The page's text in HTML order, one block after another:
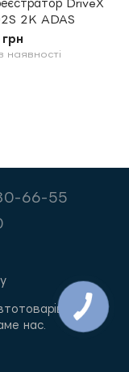
DriveX
2K ADAS
наявності
66-55
нас.